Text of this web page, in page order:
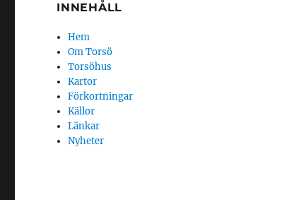
INNEHÅLL
Hem
Om Torsö
Torsöhus
Kartor
Förkortningar
Källor
Länkar
Nyheter